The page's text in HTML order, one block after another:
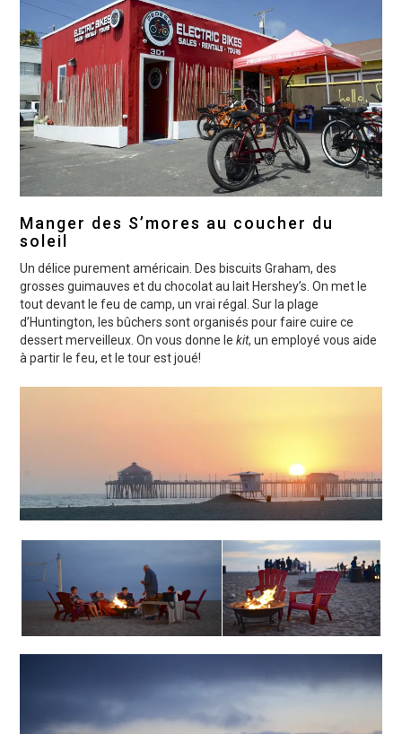
Manger des S’mores au coucher du
soleil
Un délice purement américain. Des biscuits Graham, des
grosses guimauves et du chocolat au lait Hershey’s. On met le
tout devant le feu de camp, un vrai régal. Sur la plage
d’Huntington, les bûchers sont organisés pour faire cuire ce
dessert merveilleux. On vous donne lekit, un employé vous aide
à partir le feu, et le tour est joué!